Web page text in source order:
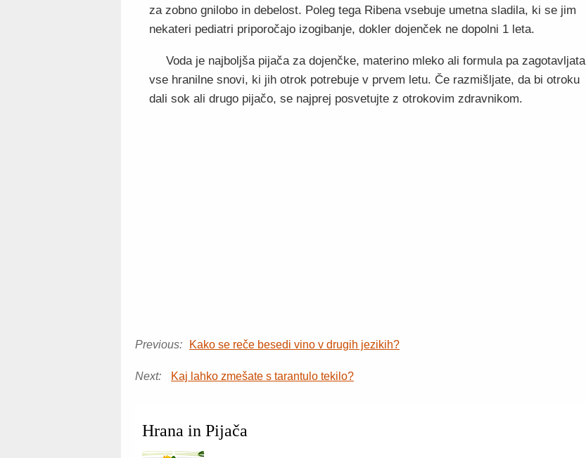
za zobno gnilobo in debelost. Poleg tega Ribena vsebuje umetna sladila, ki se jim
nekateri pediatri priporočajo izogibanje, dokler dojenček ne dopolni 1 leta.
Voda je najboljša pijača za dojenčke, materino mleko ali formula pa zagotavljata
vse hranilne snovi, ki jih otrok potrebuje v prvem letu. Če razmišljate, da bi otroku
dali sok ali drugo pijačo, se najprej posvetujte z otrokovim zdravnikom.
Previous: Kako se reče besedi vino v drugih jezikih?
Next: Kaj lahko zmešate s tarantulo tekilo?
Hrana in Pijača